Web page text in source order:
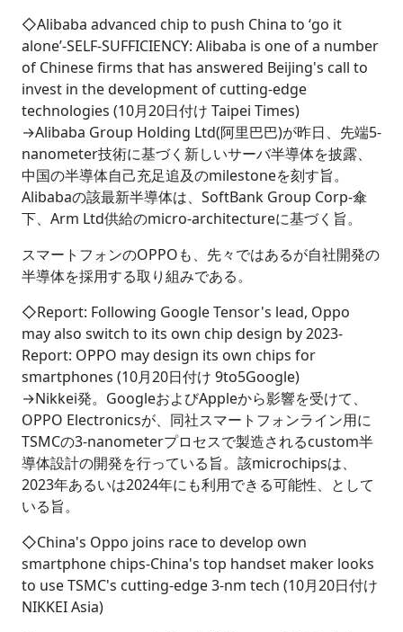
◇Alibaba advanced chip to push China to ‘go it
alone’-SELF-SUFFICIENCY: Alibaba is one of a number
of Chinese firms that has answered Beijing's call to
invest in the development of cutting-edge
technologies (10月20日付け Taipei Times)
→Alibaba Group Holding Ltd(阿里巴巴)が昨日、先端5-
nanometer技術に基づく新しいサーバ半導体を披露、
中国の半導体自己充足追及のmilestoneを刻す旨。
Alibabaの該最新半導体は、SoftBank Group Corp-傘
下、Arm Ltd供給のmicro-architectureに基づく旨。
スマートフォンのOPPOも、先々ではあるが自社開発の
半導体を採用する取り組みである。
◇Report: Following Google Tensor's lead, Oppo
may also switch to its own chip design by 2023-
Report: OPPO may design its own chips for
smartphones (10月20日付け 9to5Google)
→Nikkei発。GoogleおよびAppleから影響を受けて、
OPPO Electronicsが、同社スマートフォンライン用に
TSMCの3-nanometerプロセスで製造されるcustom半
導体設計の開発を行っている旨。該microchipsは、
2023年あるいは2024年にも利用できる可能性、として
いる旨。
◇China's Oppo joins race to develop own
smartphone chips-China's top handset maker looks
to use TSMC's cutting-edge 3-nm tech (10月20日付け
NIKKEI Asia)